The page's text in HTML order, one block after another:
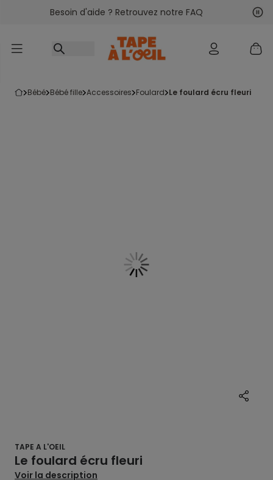
Accéder au contenu
Besoin d'aide ? Retrouvez notre FAQ
bébé bébé fille accessoires foulard le foulard écru fleuri
TAPE A L'OEIL
Le foulard écru fleuri
Voir la description